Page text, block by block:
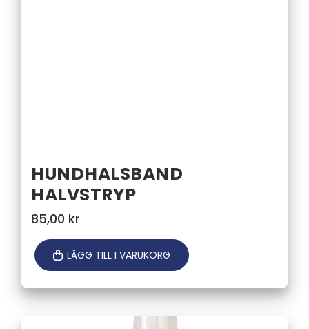
HUNDHALSBAND
HALVSTRYP
85,00 kr
LÄGG TILL I VARUKORG